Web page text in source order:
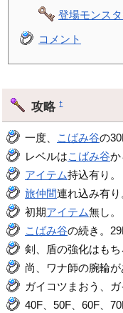
登場モンス
コメント
攻略†
一度、 こばみ谷の
レベルはこばみ谷か
アイテム持込有り。
旅仲間連れ込み有り
初期アイテム無し。
こばみ谷の続き。
剣、盾の強化はも
尚、ワナ師の腕輪
ガイコツまおう、
40F、50F、60F、